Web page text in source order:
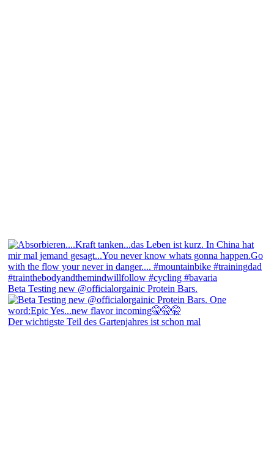
Beta Testing new @officialorgainic Protein Bars.
Der wichtigste Teil des Gartenjahres ist schon mal